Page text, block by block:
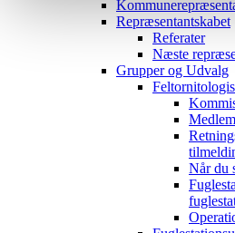
Repræsentantskabet
Referater
Næste
Grupper og Udvalg
Når du